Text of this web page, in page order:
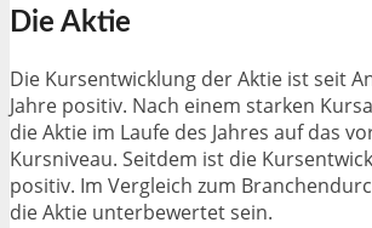
Die Aktie
Die Kursentwicklung der Aktie ist seit
Jahre positiv. Nach einem starken
die Aktie im Laufe des Jahres auf das
Kursniveau. Seitdem ist die
positiv. Im Vergleich zum
die Aktie unterbewertet sein.